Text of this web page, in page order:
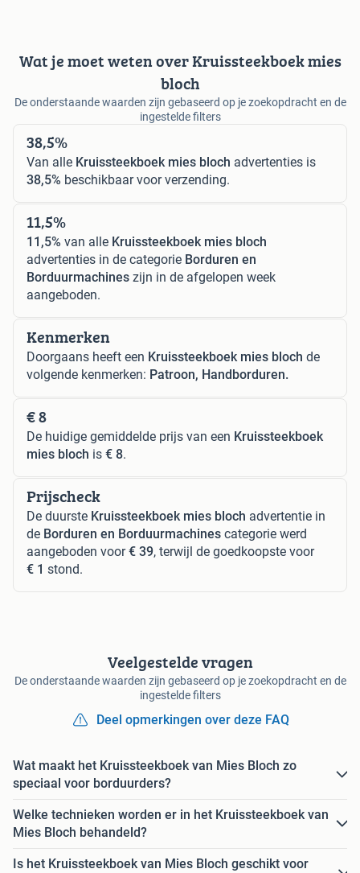
Wat je moet weten over Kruissteekboek mies
bloch
De onderstaande waarden zijn gebaseerd op je zoekopdracht en de
ingestelde filters
38,5%
Van alle Kruissteekboek mies bloch advertenties is
38,5% beschikbaar voor verzending.
11,5%
11,5% van alle Kruissteekboek mies bloch
advertenties in de categorie Borduren en
Borduurmachines zijn in de afgelopen week
aangeboden.
Kenmerken
Doorgaans heeft een Kruissteekboek mies bloch de
volgende kenmerken: Patroon, Handborduren.
€ 8
De huidige gemiddelde prijs van een Kruissteekboek
mies bloch is € 8.
Prijscheck
De duurste Kruissteekboek mies bloch advertentie in
de Borduren en Borduurmachines categorie werd
aangeboden voor€ 39, terwijl de goedkoopste voor
€ 1 stond.
Veelgestelde vragen
De onderstaande waarden zijn gebaseerd op je zoekopdracht en de
ingestelde filters
Deel opmerkingen over deze FAQ
Wat maakt het Kruissteekboek van Mies Bloch zo
speciaal voor borduurders?
Welke technieken worden er in het Kruissteekboek van
Mies Bloch behandeld?
Is het Kruissteekboek van Mies Bloch geschikt voor